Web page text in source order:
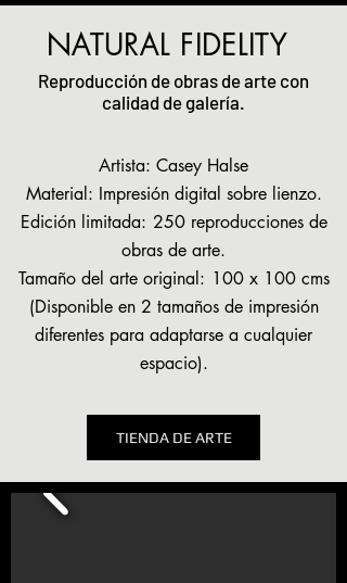
NATURAL FIDELITY
Reproducción de obras de arte con
calidad de galería.
Artista: Casey Halse
Material: Impresión digital sobre lienzo.
Edición limitada: 250 reproducciones de
obras de arte.
Tamaño del arte original: 100 x 100 cms
(Disponible en 2 tamaños de impresión
diferentes para adaptarse a cualquier
espacio).
TIENDA DE ARTE